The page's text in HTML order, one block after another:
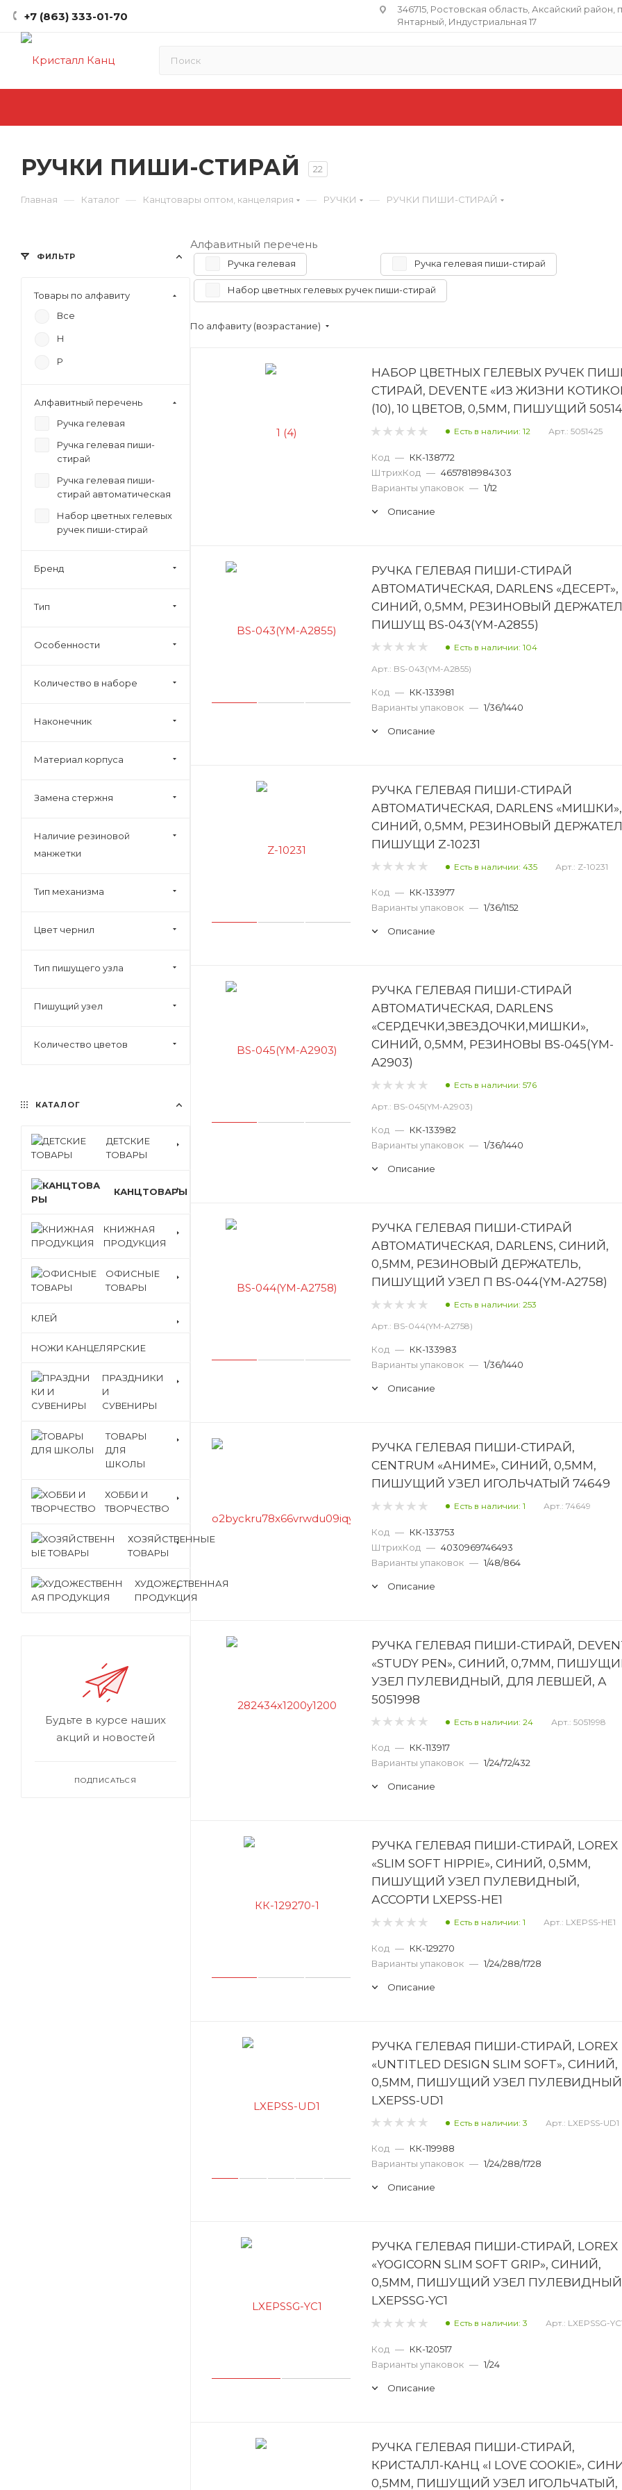
+7 (863) 333-01-70
346715, Ростовская область​, Аксайский район,
Янтарный, Индустриальная 17
РУЧКИ ПИШИ-СТИРАЙ 22
Главная — Каталог — Канцтовары оптом, канцелярия — РУЧКИ — РУЧКИ ПИШИ-СТИРАЙ
Алфавитный перечень
Ручка гелевая Ручка гелевая пиши-стирай
Набор цветных гелевых ручек пиши-стирай
По алфавиту (возрастание)
НАБОР ЦВЕТНЫХ ГЕЛЕВЫХ РУЧЕК
СТИРАЙ, DEVENTE «ИЗ ЖИЗНИ
(10), 10 ЦВЕТОВ, 0,5ММ, ПИШУЩИЙ
Есть в наличии: 12 Арт.: 5051425
Код — КК-138772
ШтрихКод — 4657818984303
Варианты упаковок — 1/12
Описание
РУЧКА ГЕЛЕВАЯ ПИШИ-СТИРАЙ
АВТОМАТИЧЕСКАЯ, DARLENS «ДЕСЕРТ»,
СИНИЙ, 0,5ММ, РЕЗИНОВЫЙ
ПИШУЩ BS-043(YM-A2855)
Есть в наличии: 104
Арт.: BS-043(YM-A2855)
Код — КК-133981
Варианты упаковок — 1/36/1440
Описание
РУЧКА ГЕЛЕВАЯ ПИШИ-СТИРАЙ
АВТОМАТИЧЕСКАЯ, DARLENS «МИШКИ»,
СИНИЙ, 0,5ММ, РЕЗИНОВЫЙ
ПИШУЩИ Z-10231
Есть в наличии: 435 Арт.: Z-10231
Код — КК-133977
Варианты упаковок — 1/36/1152
Описание
РУЧКА ГЕЛЕВАЯ ПИШИ-СТИРАЙ
АВТОМАТИЧЕСКАЯ, DARLENS
«СЕРДЕЧКИ,ЗВЕЗДОЧКИ,МИШКИ»,
СИНИЙ, 0,5ММ, РЕЗИНОВЫ BS-045(YM-
A2903)
Есть в наличии: 576
Арт.: BS-045(YM-A2903)
Код — КК-133982
Варианты упаковок — 1/36/1440
Описание
РУЧКА ГЕЛЕВАЯ ПИШИ-СТИРАЙ
АВТОМАТИЧЕСКАЯ, DARLENS, СИНИЙ,
0,5ММ, РЕЗИНОВЫЙ ДЕРЖАТЕЛЬ,
ПИШУЩИЙ УЗЕЛ П BS-044(YM-A2758)
Есть в наличии: 253
Арт.: BS-044(YM-A2758)
Код — КК-133983
Варианты упаковок — 1/36/1440
Описание
РУЧКА ГЕЛЕВАЯ ПИШИ-СТИРАЙ,
CENTRUM «АНИМЕ», СИНИЙ, 0,5ММ,
ПИШУЩИЙ УЗЕЛ ИГОЛЬЧАТЫЙ 74649
Есть в наличии: 1 Арт.: 74649
Код — КК-133753
ШтрихКод — 4030969746493
Варианты упаковок — 1/48/864
Описание
РУЧКА ГЕЛЕВАЯ ПИШИ-СТИРАЙ,
«STUDY PEN», СИНИЙ, 0,7ММ,
УЗЕЛ ПУЛЕВИДНЫЙ, ДЛЯ ЛЕВШЕЙ, А
5051998
Есть в наличии: 24 Арт.: 5051998
Код — КК-113917
Варианты упаковок — 1/24/72/432
Описание
РУЧКА ГЕЛЕВАЯ ПИШИ-СТИРАЙ, LOREX
«SLIM SOFT HIPPIE», СИНИЙ, 0,5ММ,
ПИШУЩИЙ УЗЕЛ ПУЛЕВИДНЫЙ,
АССОРТИ LXEPSS-HE1
Есть в наличии: 1 Арт.: LXEPSS-HE1
Код — КК-129270
Варианты упаковок — 1/24/288/1728
Описание
РУЧКА ГЕЛЕВАЯ ПИШИ-СТИРАЙ, LOREX
«UNTITLED DESIGN SLIM SOFT», СИНИЙ,
0,5ММ, ПИШУЩИЙ УЗЕЛ
LXEPSS-UD1
Есть в наличии: 3 Арт.: LXEPSS-UD1
Код — КК-119988
Варианты упаковок — 1/24/288/1728
Описание
РУЧКА ГЕЛЕВАЯ ПИШИ-СТИРАЙ, LOREX
«YOGICORN SLIM SOFT GRIP», СИНИЙ,
0,5ММ, ПИШУЩИЙ УЗЕЛ
LXEPSSG-YC1
Есть в наличии: 3 Арт.: LXEPSSG-
Код — КК-120517
Варианты упаковок — 1/24
Описание
РУЧКА ГЕЛЕВАЯ ПИШИ-СТИРАЙ,
КРИСТАЛЛ-КАНЦ «I LOVE COOKIE»,
0,5ММ, ПИШУЩИЙ УЗЕЛ ИГОЛЬЧАТЫЙ,
ФИЛЬТР
Товары по алфавиту
Все
Н
Р
Алфавитный перечень
Ручка гелевая
Ручка гелевая пиши-
стирай
Ручка гелевая пиши-
стирай автоматическая
Набор цветных гелевых
ручек пиши-стирай
Бренд
Тип
Особенности
Количество в наборе
Наконечник
Материал корпуса
Замена стержня
Наличие резиновой
манжетки
Тип механизма
Цвет чернил
Тип пишущего узла
Пишущий узел
Количество цветов
КАТАЛОГ
ДЕТСКИЕ
ТОВАРЫ
КАНЦТОВАРЫ
КНИЖНАЯ
ПРОДУКЦИЯ
ОФИСНЫЕ
ТОВАРЫ
КЛЕЙ
НОЖИ КАНЦЕЛЯРСКИЕ
ПРАЗДНИКИ
И
СУВЕНИРЫ
ТОВАРЫ
ДЛЯ
ШКОЛЫ
ХОББИ И
ТВОРЧЕСТВО
ХОЗЯЙСТВЕННЫЕ
ТОВАРЫ
ХУДОЖЕСТВЕННАЯ
ПРОДУКЦИЯ
Будьте в курсе наших
акций и новостей
ПОДПИСАТЬСЯ